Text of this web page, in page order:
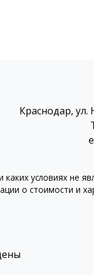
Краснодар, ул.
условиях не
о стоимости и